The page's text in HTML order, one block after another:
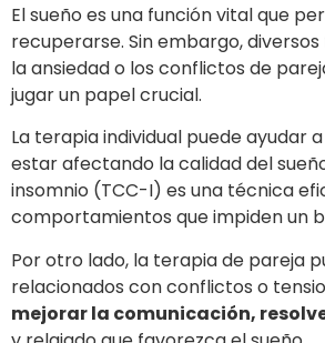
El sueño es una función vital que
recuperarse. Sin embargo,
la ansiedad o los conflictos de
jugar un papel crucial.
La terapia individual puede
estar afectando la calidad del
insomnio (TCC-I) es una técnica
comportamientos que impiden un
Por otro lado, la terapia de pareja
relacionados con conflictos o
mejorar la comunicación,